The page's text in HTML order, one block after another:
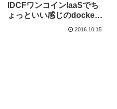
IDCFワンコインIaaSでち
ょっといい感じのdocker
2016.10.15